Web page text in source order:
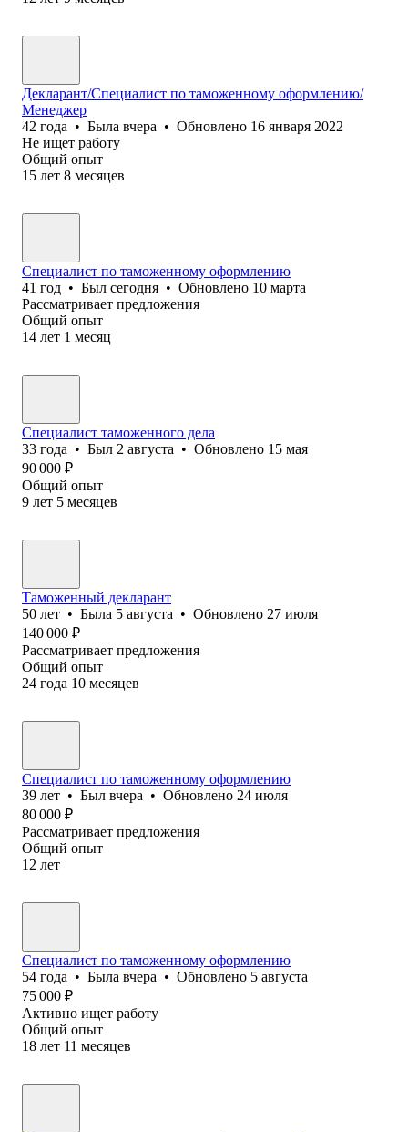
Декларант/Специалист по таможенному оформлению/
Менеджер
42 года • Была вчера • Обновлено 16 января 2022
Не ищет работу
Общий опыт
15 лет 8 месяцев
Специалист по таможенному оформлению
41 год • Был сегодня • Обновлено 10 марта
Рассматривает предложения
Общий опыт
14 лет 1 месяц
Специалист таможенного дела
33 года • Был 2 августа • Обновлено 15 мая
90 000 ₽
Общий опыт
9 лет 5 месяцев
Таможенный декларант
50 лет • Была 5 августа • Обновлено 27 июля
140 000 ₽
Рассматривает предложения
Общий опыт
24 года 10 месяцев
Специалист по таможенному оформлению
39 лет • Был вчера • Обновлено 24 июля
80 000 ₽
Рассматривает предложения
Общий опыт
12 лет
Специалист по таможенному оформлению
54 года • Была вчера • Обновлено 5 августа
75 000 ₽
Активно ищет работу
Общий опыт
18 лет 11 месяцев